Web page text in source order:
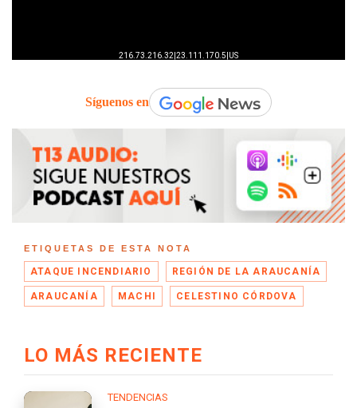
Síguenos en
ETIQUETAS DE ESTA NOTA
ATAQUE INCENDIARIO REGIÓN DE LA ARAUCANÍA
ARAUCANÍA MACHI CELESTINO CÓRDOVA
LO MÁS RECIENTE
TENDENCIAS